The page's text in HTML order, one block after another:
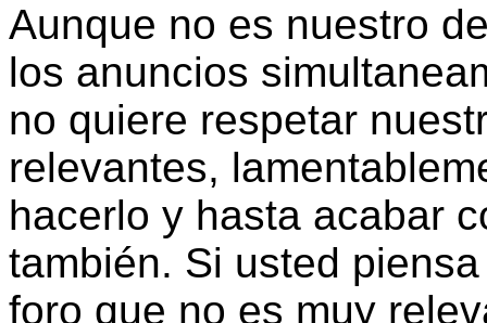
Aunque no es nuestro
los anuncios
no quiere respetar
relevantes,
hacerlo y hasta acabar
también. Si usted
foro que no es muy